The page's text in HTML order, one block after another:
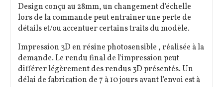
Design conçu au 28mm, un changement d'échelle
lors de la commande peut entrainer une perte de
détails et/ou accentuer certains traits du modèle.
Impression 3D en résine photosensible , réalisée à la
demande. Le rendu final de l'impression peut
différer légèrement des rendus 3D présentés. Un
délai de fabrication de 7 à 10 jours avant l'envoi est à